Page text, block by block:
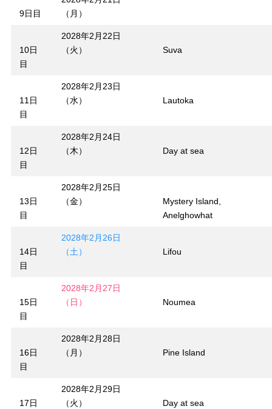
9日目
（月）
10日
目
2028年2月22日
（火）
Suva
11日
目
2028年2月23日
（水）
Lautoka
12日
目
2028年2月24日
（木）
Day at sea
13日
目
2028年2月25日
（金）
Mystery Island,
Anelghowhat
14日
目
2028年2月26日
（土）
Lifou
15日
目
2028年2月27日
（日）
Noumea
16日
目
2028年2月28日
（月）
Pine Island
17日
2028年2月29日
（火）
Day at sea